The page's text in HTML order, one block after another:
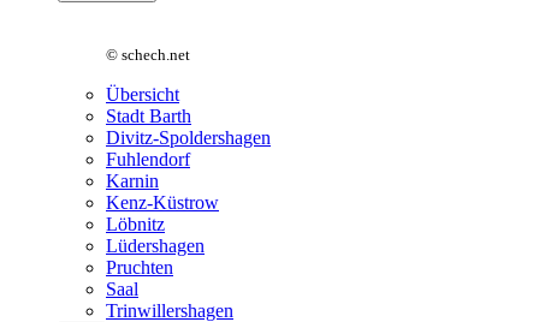
© schech.net
Übersicht
Stadt Barth
Divitz-Spoldershagen
Fuhlendorf
Karnin
Kenz-Küstrow
Löbnitz
Lüdershagen
Pruchten
Saal
Trinwillershagen